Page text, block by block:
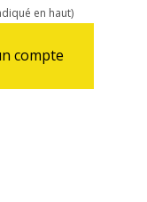
en haut)
compte